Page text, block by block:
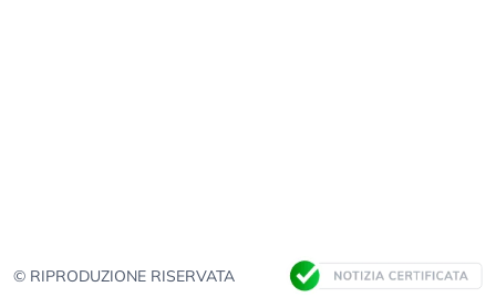
© RIPRODUZIONE RISERVATA